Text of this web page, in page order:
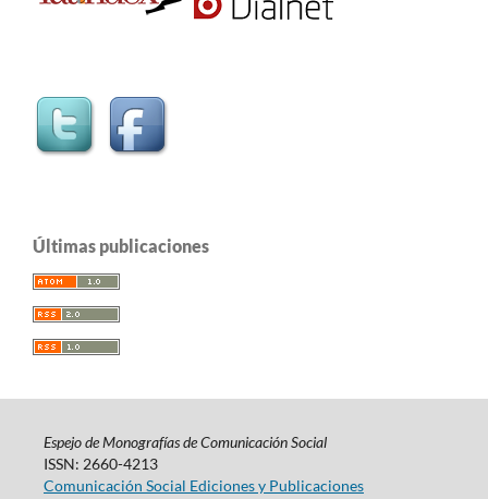
Últimas publicaciones
Espejo de Monografías de Comunicación Social
ISSN: 2660-4213
Comunicación Social Ediciones y Publicaciones